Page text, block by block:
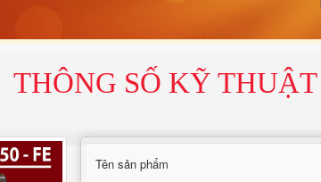
THÔNG SỐ KỸ THUẬT
Tên sản phẩm